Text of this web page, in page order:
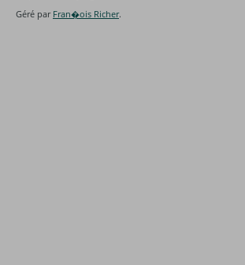
Géré par Fran�ois Richer.